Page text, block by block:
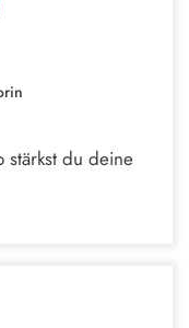
stärkst du deine